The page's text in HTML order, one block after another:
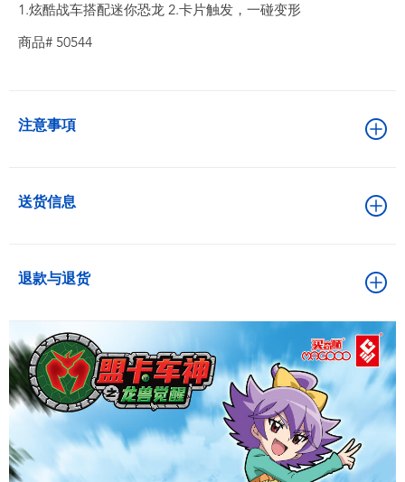
玩具促销
1.炫酷战车搭配迷你恐龙 2.卡片触发，一碰变形
商品# 50544
注意事項
送货信息
退款与退货